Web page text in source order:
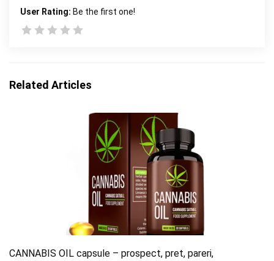
User Rating: Be the first one!
Related Articles
CANNABIS OIL capsule – prospect, pret, pareri,